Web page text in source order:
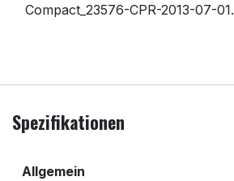
Compact_23576-CPR-2013-07-
Spezifikationen
Allgemein